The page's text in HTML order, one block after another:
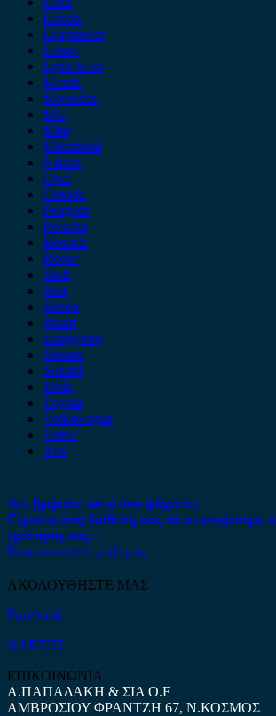
Lancia
Leapmotor
Lexus
Lynk & co
Mazda
Mercedes
MG
Mini
Mitsubishi
Nissan
Opel
Omoda
Peugeot
Porsche
Renault
Rover
Saab
Seat
Skoda
Smart
ssangyong
Subaru
Suzuki
Tesla
Toyota
Volkswagen
Volvo
Xev
Δεν βρήκατε αυτό που ψάχνετε;
Είμαστε στη διάθεση σας να απαντήσουμε
ερώτηση σας.
Επικοινωνήστε μαζί μας
ΑΚΟΛΟΥΘΗΣΤΕ ΜΑΣ
Facebook
ΧΑΡΤΗΣ
ΕΠΙΚΟΙΝΩΝΙΑ
Α.ΠΑΠΑΔΑΚΗ & ΣΙΑ Ο.Ε
ΑΜΒΡΟΣΙΟΥ ΦΡΑΝΤΖΗ 67, Ν.ΚΟΣΜΟΣ